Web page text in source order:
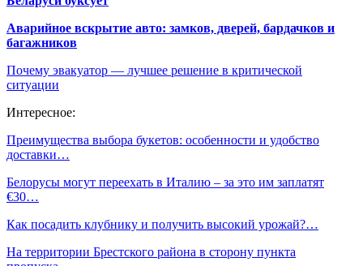
Аварийное вскрытие авто: замков, дверей, бардачков и
багажников
Почему эвакуатор — лучшее решение в критической
ситуации
Интересное:
Преимущества выбора букетов: особенности и удобство
доставки…
Белорусы могут переехать в Италию – за это им заплатят
€30…
Как посадить клубнику и получить высокий урожай?…
На территории Брестского района в сторону пункта